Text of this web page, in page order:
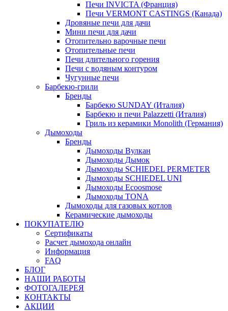
Печи INVICTA (Франция)
Печи VERMONT CASTINGS (Канада)
Дровяные печи для дачи
Мини печи для дачи
Отопительно варочные печи
Отопительные печи
Печи длительного горения
Печи с водяным контуром
Чугунные печи
Барбекю-грили
Бренды
Барбекю SUNDAY (Италия)
Барбекю и печи Palazzetti (Италия)
Гриль из керамики Monolith (Германия)
Дымоходы
Бренды
Дымоходы Вулкан
Дымоходы Дымок
Дымоходы SCHIEDEL PERMETER
Дымоходы SCHIEDEL UNI
Дымоходы Ecoosmose
Дымоходы TONA
Дымоходы для газовых котлов
Керамические дымоходы
ПОКУПАТЕЛЮ
Сертификаты
Расчет дымохода онлайн
Информация
FAQ
БЛОГ
НАШИ РАБОТЫ
ФОТОГАЛЕРЕЯ
КОНТАКТЫ
АКЦИИ